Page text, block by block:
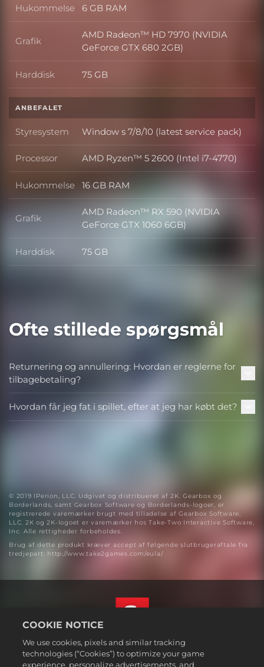
Hukommelse Hukommelse
6 GB RAM
Grafik Grafik
AMD Radeon™ HD 7970 (NVIDIA
GeForce GTX 680 2GB)
Harddisk Harddisk
75 GB
ANBEFALET
Styresystem Styresystem
Window s 7/8/10 (latest service pack)
Processor Processor
AMD Ryzen™ 5 2600 (Intel i7-4770)
Hukommelse Hukommelse
16 GB RAM
Grafik Grafik
AMD Radeon™ RX 590 (NVIDIA
GeForce GTX 1060 6GB)
Harddisk Harddisk
75 GB
Ofte stillede spørgsmål
Returnering og annullering: Hvordan er reglerne for
tilbagebetaling?
Hvordan får jeg fat i spillet, efter at jeg har købt det?
© 2019 IPerion, LLC. Udgivet og distribueret af 2K. Gearbox og
Borderlands, samt Gearbox Software og Borderlands-logoer, er
registrerede varemærker brugt med tilladelse af Gearbox Software,
LLC. 2K og 2K-logoet er varemærker hos Take-Two Interactive Software,
Inc. Alle rettigheder forbeholdes.
Brug af dette produkt kræver accept af følgende slutbrugeraftale fra
tredjepart: http://www.take2games.com/eula/
Juridiske oplysninger
Dansk
COOKIE NOTICE
We use cookies, pixels and similar tracking
technologies (“Cookies”) to optimize your game
experience, personalize advertisements, and